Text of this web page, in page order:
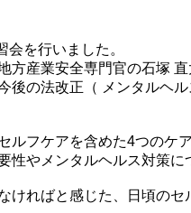
を行いました。
業安全専門官の石塚 直
後の法改正（ メンタルヘ
フケアを含めた4つのケ
やメンタルヘルス対策に
ればと感じた、日頃のセ